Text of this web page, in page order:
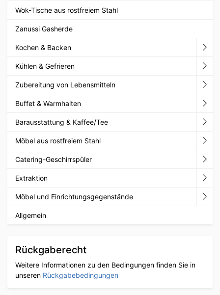
Wok-Tische aus rostfreiem Stahl
Zanussi Gasherde
Kochen & Backen
Kühlen & Gefrieren
Zubereitung von Lebensmitteln
Buffet & Warmhalten
Barausstattung & Kaffee/Tee
Möbel aus rostfreiem Stahl
Catering-Geschirrspüler
Extraktion
Möbel und Einrichtungsgegenstände
Allgemein
Rückgaberecht
Weitere Informationen zu den Bedingungen finden Sie in
unseren Rückgabebedingungen